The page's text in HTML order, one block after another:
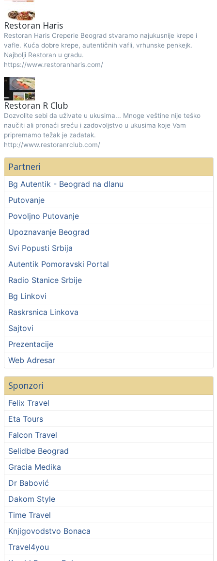
Restoran Haris
Restoran Haris Creperie Beograd stvaramo najukusnije krepe i
vafle. Kuća dobre krepe, autentičnih vafli, vrhunske penkejk.
Najbolji Restoran u gradu.
https://www.restoranharis.com/
Restoran R Club
Dozvolite sebi da uživate u ukusima... Mnoge veštine nije teško
naučiti ali pronaći sreću i zadovoljstvo u ukusima koje Vam
pripremamo težak je zadatak.
http://www.restoranrclub.com/
Partneri
Bg Autentik - Beograd na dlanu
Putovanje
Povoljno Putovanje
Upoznavanje Beograd
Svi Popusti Srbija
Autentik Pomoravski Portal
Radio Stanice Srbije
Bg Linkovi
Raskrsnica Linkova
Sajtovi
Prezentacije
Web Adresar
Sponzori
Felix Travel
Eta Tours
Falcon Travel
Selidbe Beograd
Gracia Medika
Dr Babović
Dakom Style
Time Travel
Knjigovodstvo Bonaca
Travel4you